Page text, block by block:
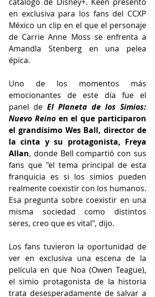
catálogo de Disney+. Keen presentó
en exclusiva para los fans del CCXP
México un clip en el que el personaje
de Carrie Anne Moss se enfrenta a
Amandla Stenberg en una pelea
épica.
Uno de los momentos más
emocionantes de este día fue el
panel de El Planeta de los Simios:
Nuevo Reino en el que participaron
el grandísimo Wes Ball, director de
la cinta y su protagonista, Freya
Allan, donde Bell compartió con sus
fans que "el tema principal de esta
franquicia es si los simios pueden
realmente coexistir con los humanos.
Esa pregunta sobre coexistir en una
misma sociedad como distintos
seres, creo que es vital", dijo.
Los fans tuvieron la oportunidad de
ver en exclusiva una escena de la
película en que Noa (Owen Teague),
el simio protagonista de la historia
trata desesperadamente de salvar a